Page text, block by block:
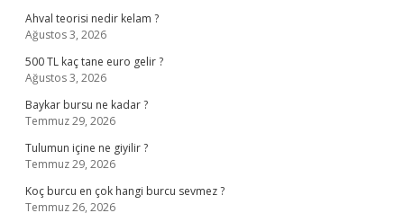
Ahval teorisi nedir kelam ?
Ağustos 3, 2026
500 TL kaç tane euro gelir ?
Ağustos 3, 2026
Baykar bursu ne kadar ?
Temmuz 29, 2026
Tulumun içine ne giyilir ?
Temmuz 29, 2026
Koç burcu en çok hangi burcu sevmez ?
Temmuz 26, 2026